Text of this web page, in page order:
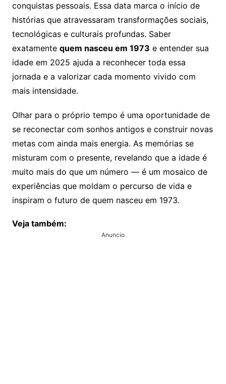
conquistas pessoais. Essa data marca o início de
histórias que atravessaram transformações sociais,
tecnológicas e culturais profundas. Saber
exatamente quem nasceu em 1973 e entender sua
idade em 2025 ajuda a reconhecer toda essa
jornada e a valorizar cada momento vivido com
mais intensidade.
Olhar para o próprio tempo é uma oportunidade de
se reconectar com sonhos antigos e construir novas
metas com ainda mais energia. As memórias se
misturam com o presente, revelando que a idade é
muito mais do que um número — é um mosaico de
experiências que moldam o percurso de vida e
inspiram o futuro de quem nasceu em 1973.
Veja também:
Anuncio